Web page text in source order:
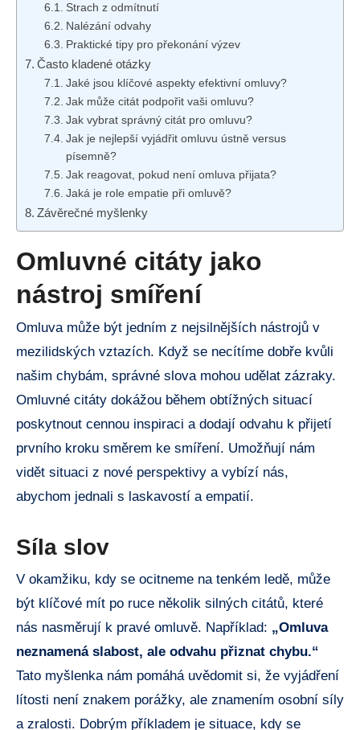
Strach z‌ odmítnutí
Nalézání⁢ odvahy
Praktické tipy pro překonání výzev
Často‍ kladené otázky
Jaké jsou klíčové aspekty efektivní⁤ omluvy?
Jak může citát ⁣podpořit vaši omluvu?
Jak vybrat⁢ správný⁤ citát pro ⁢omluvu?
Jak ​je nejlepší ⁢vyjádřit omluvu ústně versus⁢
písemně?
Jak reagovat, pokud ⁤není omluva‍ přijata?
Jaká je role empatie‌ při omluvě?
Závěrečné myšlenky
Omluvné citáty jako
nástroj ‌smíření
Omluva⁣ může​ být jedním z nejsilnějších ‍nástrojů v
mezilidských vztazích. Když se​ necítíme dobře⁣ kvůli
⁢našim⁣ chybám, správné‍ slova mohou udělat zázraky.
⁢Omluvné citáty dokážou během obtížných ⁣situací⁤
poskytnout cennou inspiraci a dodají odvahu k přijetí‌
prvního kroku směrem ⁢ke ⁢smíření. Umožňují⁤ nám
⁤vidět situaci z nové ‌perspektivy a‍ vybízí ⁢nás,
abychom jednali s laskavostí ​a empatií.
Síla slov
V okamžiku, kdy se ‍ocitneme na tenkém ‍ledě, může
⁣být klíčové mít po⁣ ruce několik silných citátů, které
nás nasměrují k pravé ⁤omluvě. Například: „Omluva
neznamená⁣ slabost, ale odvahu přiznat ⁤chybu.“
Tato myšlenka nám pomáhá uvědomit si, že vyjádření ​
lítosti není znakem ‌porážky, ⁢ale ⁤znamením osobní síly
a zralosti. ⁢Dobrým⁤ příkladem⁤ je situace,⁢ kdy ‍se